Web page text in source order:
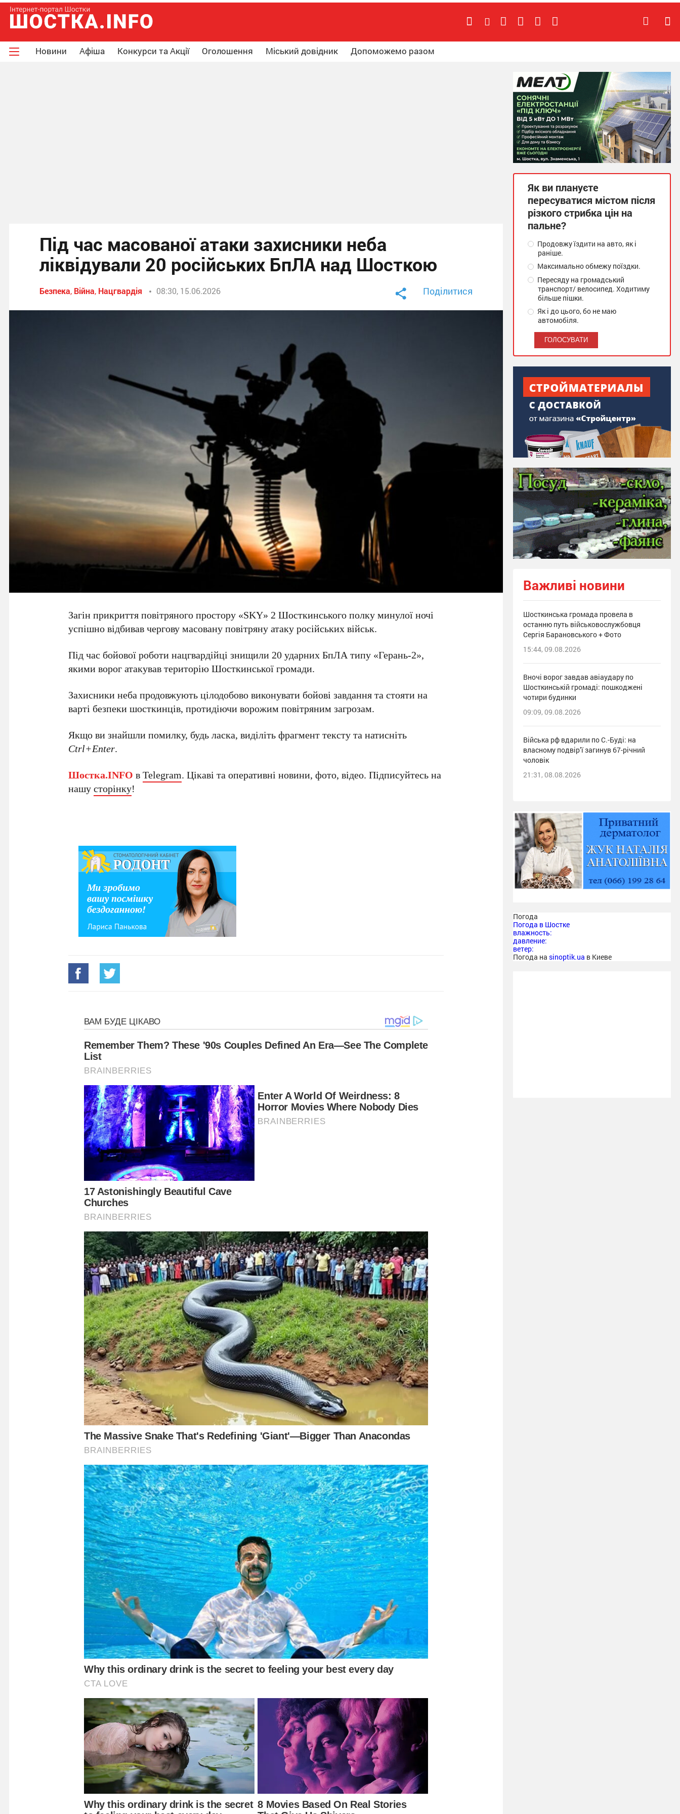
Новини Афіша Конкурси та Акції Оголошення Міський довідник Допоможемо разом
Під час масованої атаки захисники неба
ліквідували 20 російських БпЛА над Шосткою
Безпека, Війна, Нацгвардія 08:30, 15.06.2026 Поділитися
Загін прикриття повітряного простору «SKY» 2 Шосткинського полку минулої ночі
успішно відбивав чергову масовану повітряну атаку російських військ.
Під час бойової роботи нацгвардійці знищили 20 ударних БпЛА типу «Герань-2»,
якими ворог атакував територію Шосткинської громади.
Захисники неба продовжують цілодобово виконувати бойові завдання та стояти на
варті безпеки шосткинців, протидіючи ворожим повітряним загрозам.
Якщо ви знайшли помилку, будь ласка, виділіть фрагмент тексту та натисніть
Ctrl+Enter.
Шостка.INFO вTelegram. Цікаві та оперативні новини, фото, відео. Підписуйтесь на
нашусторінку!
Як ви плануєте
пересуватися містом після
різкого стрибка цін на
пальне?
Продовжу їздити на авто, як і
раніше.
Максимально обмежу поїздки.
Пересяду на громадський
транспорт/ велосипед. Ходитиму
більше пішки.
Як і до цього, бо не маю
автомобіля.
Важливі новини
Шосткинська громада провела в
останню путь військовослужбовця
Сергія Барановського + Фото
15:44, 09.08.2026
Вночі ворог завдав авіаудару по
Шосткинській громаді: пошкоджені
чотири будинки
09:09, 09.08.2026
Війська рф вдарили по С.-Буді: на
власному подвір’ї загинув 67-річний
чоловік
21:31, 08.08.2026
Погода
Погода в Шостке
влажность:
давление:
ветер:
Погода на sinoptik.ua в Киеве